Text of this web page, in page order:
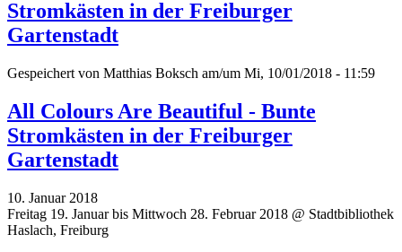
Stromkästen in der Freiburger
Gartenstadt
Gespeichert von Matthias Boksch am/um Mi, 10/01/2018 - 11:59
All Colours Are Beautiful - Bunte
Stromkästen in der Freiburger
Gartenstadt
10. Januar 2018
Freitag 19. Januar bis Mittwoch 28. Februar 2018 @ Stadtbibliothek
Haslach, Freiburg